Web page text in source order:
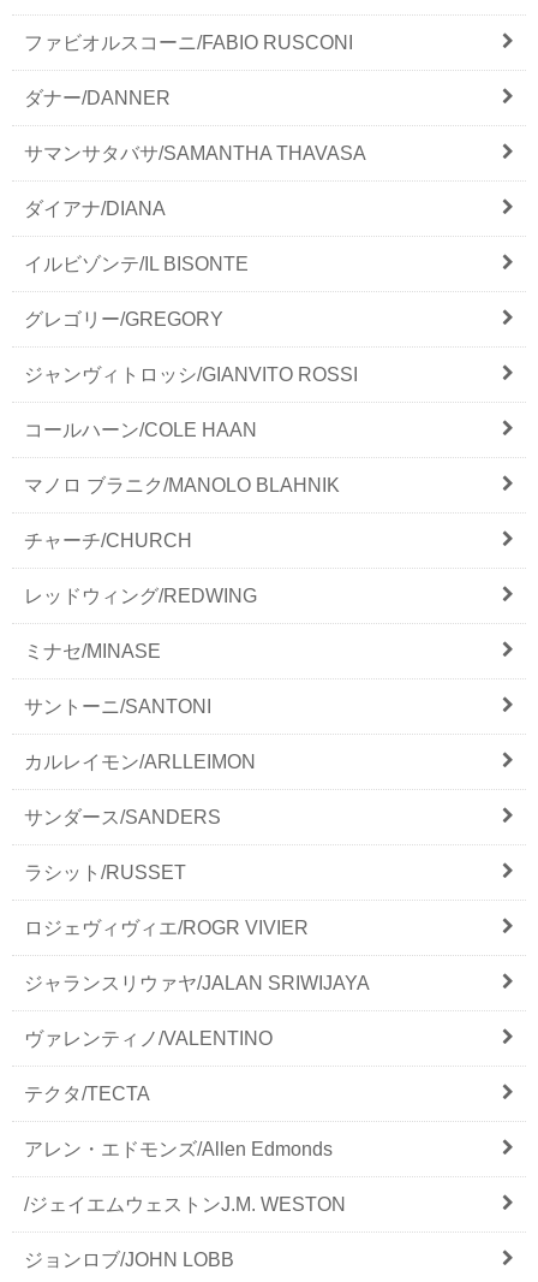
ファビオルスコーニ/FABIO RUSCONI
ダナー/DANNER
サマンサタバサ/SAMANTHA THAVASA
ダイアナ/DIANA
イルビゾンテ/IL BISONTE
グレゴリー/GREGORY
ジャンヴィトロッシ/GIANVITO ROSSI
コールハーン/COLE HAAN
マノロ ブラニク/MANOLO BLAHNIK
チャーチ/CHURCH
レッドウィング/REDWING
ミナセ/MINASE
サントーニ/SANTONI
カルレイモン/ARLLEIMON
サンダース/SANDERS
ラシット/RUSSET
ロジェヴィヴィエ/ROGR VIVIER
ジャランスリウァヤ/JALAN SRIWIJAYA
ヴァレンティノ/VALENTINO
テクタ/TECTA
アレン・エドモンズ/Allen Edmonds
/ジェイエムウェストンJ.M. WESTON
ジョンロブ/JOHN LOBB